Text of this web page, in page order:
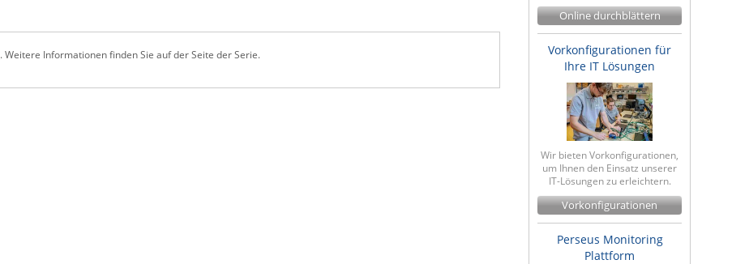
. Weitere Informationen finden Sie auf der Seite der Serie.
Online durchblättern
Vorkonfigurationen für
Ihre IT Lösungen
Wir bieten Vorkonfigurationen,
um Ihnen den Einsatz unserer
IT-Lösungen zu erleichtern.
Vorkonfigurationen
Perseus Monitoring
Plattform